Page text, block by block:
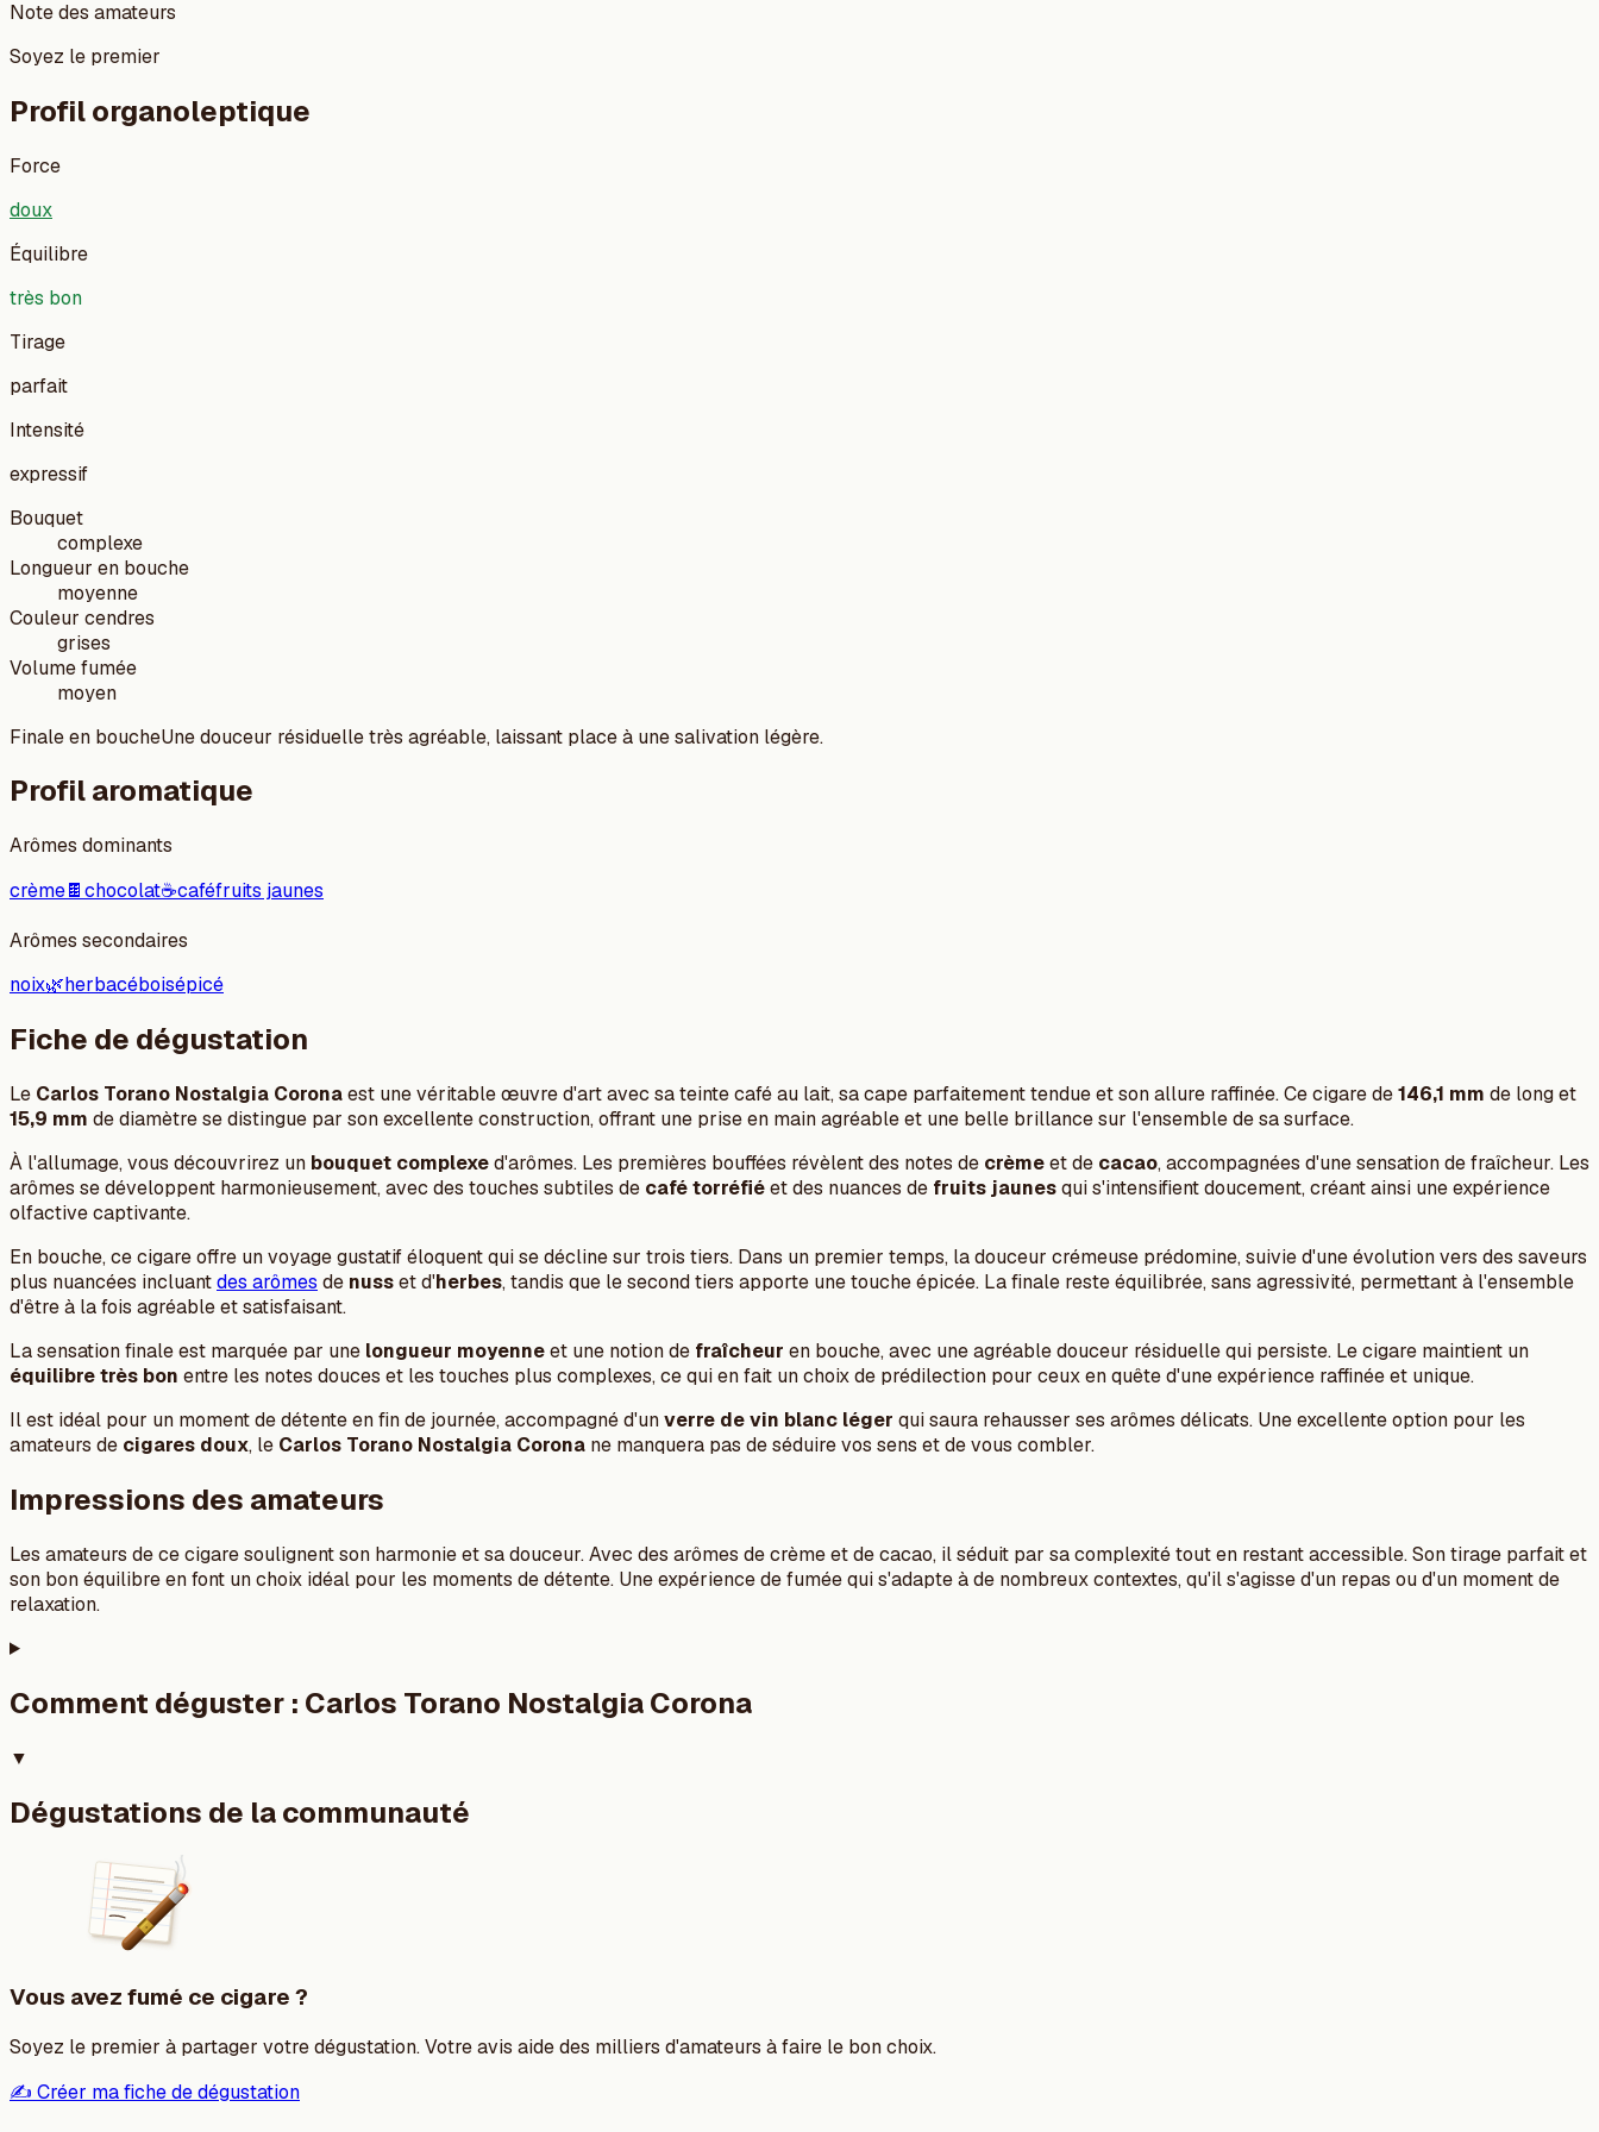
Note des amateurs
Soyez le premier
Profil organoleptique
Force
doux
Équilibre
très bon
Tirage
parfait
Intensité
expressif
Bouquet
complexe
Longueur en bouche
moyenne
Couleur cendres
grises
Volume fumée
moyen
Finale en boucheUne douceur résiduelle très agréable, laissant place à une salivation légère.
Profil aromatique
Arômes dominants
crème🍫chocolat☕caféfruits jaunes
Arômes secondaires
noix🌿herbacéboisépicé
Fiche de dégustation
Le Carlos Torano Nostalgia Coronaest une véritable œuvre d'art avec sa teinte café au lait, sa cape parfaitement tendue et son allure raffinée. Ce cigare de146,1 mm de long et
15,9 mm de diamètre se distingue par son excellente construction, offrant une prise en main agréable et une belle brillance sur l'ensemble de sa surface.
À l'allumage, vous découvrirez un bouquet complexed'arômes. Les premières bouffées révèlent des notes de crèmeet de cacao, accompagnées d'une sensation de fraîcheur. Les
arômes se développent harmonieusement, avec des touches subtiles de café torréfiéet des nuances de fruits jaunesqui s'intensifient doucement, créant ainsi une expérience
olfactive captivante.
En bouche, ce cigare offre un voyage gustatif éloquent qui se décline sur trois tiers. Dans un premier temps, la douceur crémeuse prédomine, suivie d'une évolution vers des saveurs
plus nuancées incluantdes arômes de nusset d'herbes, tandis que le second tiers apporte une touche épicée. La finale reste équilibrée, sans agressivité, permettant à l'ensemble
d'être à la fois agréable et satisfaisant.
La sensation finale est marquée par une longueur moyenneet une notion de fraîcheur en bouche, avec une agréable douceur résiduelle qui persiste. Le cigare maintient un
équilibre très bon entre les notes douces et les touches plus complexes, ce qui en fait un choix de prédilection pour ceux en quête d'une expérience raffinée et unique.
Il est idéal pour un moment de détente en fin de journée, accompagné d'unverre de vin blanc léger qui saura rehausser ses arômes délicats. Une excellente option pour les
amateurs de cigares doux, le Carlos Torano Nostalgia Corona ne manquera pas de séduire vos sens et de vous combler.
Impressions des amateurs
Les amateurs de ce cigare soulignent son harmonie et sa douceur. Avec des arômes de crème et de cacao, il séduit par sa complexité tout en restant accessible. Son tirage parfait et
son bon équilibre en font un choix idéal pour les moments de détente. Une expérience de fumée qui s'adapte à de nombreux contextes, qu'il s'agisse d'un repas ou d'un moment de
relaxation.
Comment déguster : Carlos Torano Nostalgia Corona
▼
Dégustations de la communauté
Vous avez fumé ce cigare ?
Soyez le premier à partager votre dégustation. Votre avis aide des milliers d'amateurs à faire le bon choix.
✍️ Créer ma fiche de dégustation